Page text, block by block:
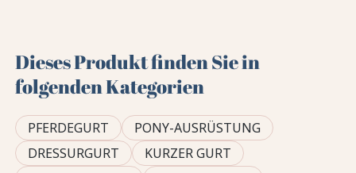
Dieses Produkt finden Sie in
folgenden Kategorien
PFERDEGURT
PONY-AUSRÜSTUNG
DRESSURGURT
KURZER GURT